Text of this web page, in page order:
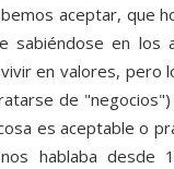
aceptar, que
sabiéndose en los
en valores, pero
de
es aceptable o
hablaba desde